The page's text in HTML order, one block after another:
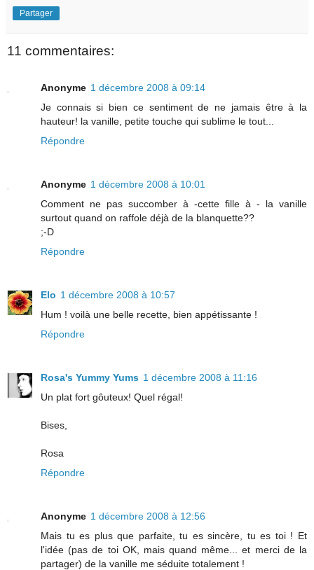
Partager
11 commentaires:
Anonyme 1 décembre 2008 à 09:14
Je connais si bien ce sentiment de ne jamais être à la
hauteur! la vanille, petite touche qui sublime le tout...
Répondre
Anonyme 1 décembre 2008 à 10:01
Comment ne pas succomber à -cette fille à - la vanille
surtout quand on raffole déjà de la blanquette??
;-D
Répondre
Elo 1 décembre 2008 à 10:57
Hum ! voilà une belle recette, bien appétissante !
Répondre
Rosa's Yummy Yums 1 décembre 2008 à 11:16
Un plat fort gôuteux! Quel régal!
Bises,
Rosa
Répondre
Anonyme 1 décembre 2008 à 12:56
Mais tu es plus que parfaite, tu es sincère, tu es toi ! Et
l'idée (pas de toi OK, mais quand même... et merci de la
partager) de la vanille me séduite totalement !